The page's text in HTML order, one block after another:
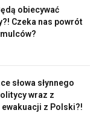
obiecywać
Czeka nas powrót
słowa słynnego
wraz z
z Polski?!